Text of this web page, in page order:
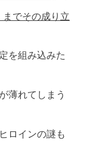
でその成り立
を組み込みた
薄れてしまう
ロインの謎も